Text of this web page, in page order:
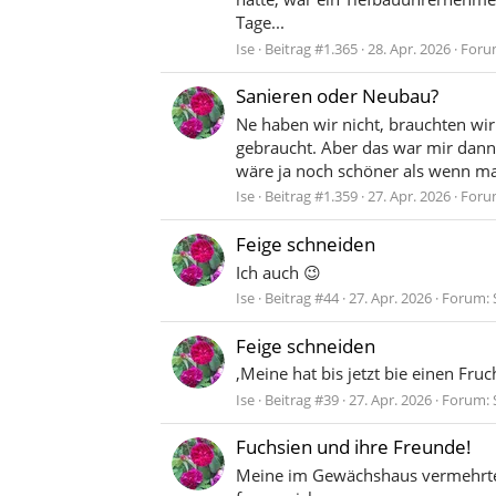
Tage...
Ise Beitrag #1.365 28. Apr. 2026
Sanieren oder Neubau?
Ne haben wir nicht, brauchten
gebraucht. Aber das war mir
wäre ja noch schöner als wenn
Ise Beitrag #1.359 27. Apr. 2026
Feige schneiden
Ich auch 😉
Ise Beitrag #44 27. Apr. 2026 Forum:
Feige schneiden
,Meine hat bis jetzt bie einen
Ise Beitrag #39 27. Apr. 2026 Forum:
Fuchsien und ihre Freunde!
Meine im Gewächshaus